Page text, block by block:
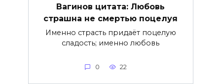
Вагинов цитата: Любовь
страшна не смертью поцелуя
Именно страсть придаёт поцелую
сладость; именно любовь
0 22